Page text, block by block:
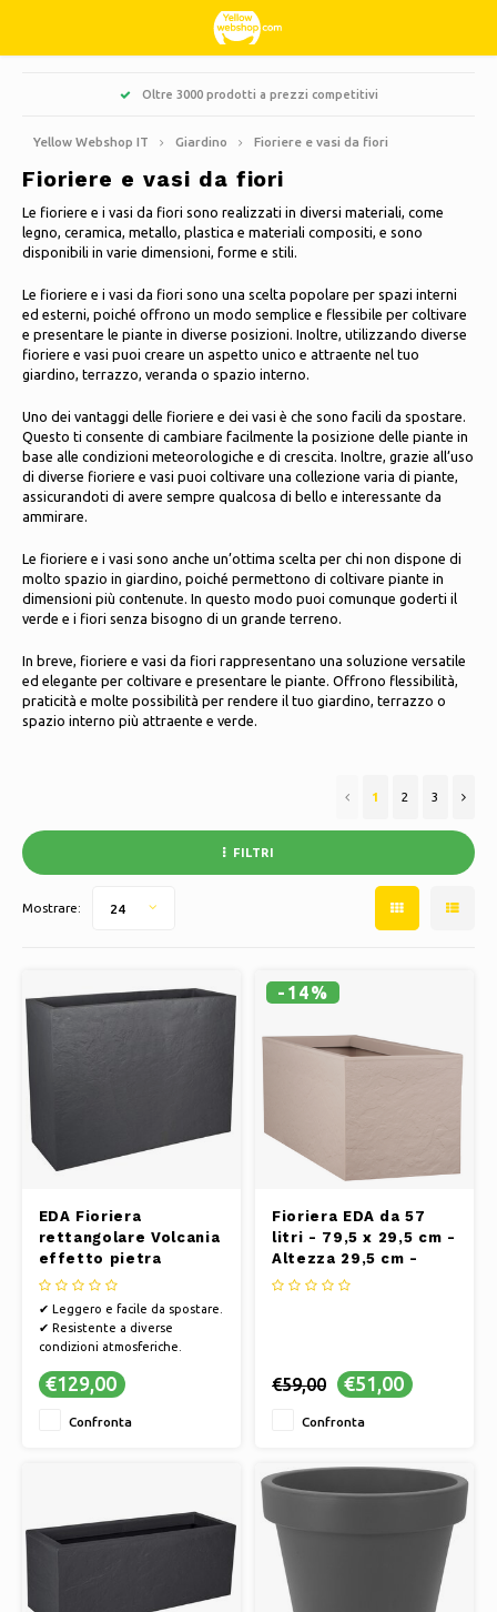
Hoofdmenu / pulizia
Cucina & Cucinare
Pulizia
Conservazione
Hoofdmenu / hobby e tempo libero
Libri
Creativo
Animali
Biciclette
Viaggiare
Pattini da ghiaccio
Sport
Altro
Hoofdmenu / natale
Alberi di Natale artificiali
Ghirlande natalizie e festoni
Luci di Natale
Decorazioni natalizie
Hoofdmenu / abbigliamento
Giacche Nordberg Outdoor
Sport invernali Nordberg Outdoor
Biancheria intima
Calzini
Hoofdmenu / dolci e leccornie
Dolce, acido e liquirizia
Hoofdmenu / giardino
Barbecue
Fioriere e vasi da fiori
Ombrelloni
Decorazioni da giardino
Attrezzi da giardino
Mobili da giardino
Hoofdmenu / casa
Zerbini
Decorazione e accessori per la casa
Candele profumate
Quadri in vetro
Orologi
Cuscini e biancheria da letto
Lampade e illuminazione
Cesti, vasi e fioriere
Mobili
Hoofdmenu
Nederlands
Deutsch
English
Français
Italiano
Oltre 3000 prodotti a prezzi competitivi
Yellow Webshop IT Giardino Fioriere e vasi da fiori
Fioriere e vasi da fiori
Le fioriere e i vasi da fiori sono realizzati in diversi materiali, come
legno, ceramica, metallo, plastica e materiali compositi, e sono
disponibili in varie dimensioni, forme e stili.
Le fioriere e i vasi da fiori sono una scelta popolare per spazi interni
ed esterni, poiché offrono un modo semplice e flessibile per coltivare
e presentare le piante in diverse posizioni. Inoltre, utilizzando diverse
fioriere e vasi puoi creare un aspetto unico e attraente nel tuo
giardino, terrazzo, veranda o spazio interno.
Uno dei vantaggi delle fioriere e dei vasi è che sono facili da spostare.
Questo ti consente di cambiare facilmente la posizione delle piante in
base alle condizioni meteorologiche e di crescita. Inoltre, grazie all’uso
di diverse fioriere e vasi puoi coltivare una collezione varia di piante,
assicurandoti di avere sempre qualcosa di bello e interessante da
ammirare.
Le fioriere e i vasi sono anche un’ottima scelta per chi non dispone di
molto spazio in giardino, poiché permettono di coltivare piante in
dimensioni più contenute. In questo modo puoi comunque goderti il
verde e i fiori senza bisogno di un grande terreno.
In breve, fioriere e vasi da fiori rappresentano una soluzione versatile
ed elegante per coltivare e presentare le piante. Offrono flessibilità,
praticità e molte possibilità per rendere il tuo giardino, terrazzo o
spazio interno più attraente e verde.
FILTRI
1 2 3
Mostrare: 24
EDA Fioriera
rettangolare Volcania
effetto pietra
Antracite 46 litri -
78,5 x 29,5 x 60 cm
✔ Leggero e facile da spostare.
✔ Resistente a diverse
condizioni atmosferiche.
✔ Facile da pulire e
€129,00
Confronta
-14%
Fioriera EDA da 57
litri - 79,5 x 29,5 cm -
Altezza 29,5 cm -
Beige
€59,00 €51,00
Confronta